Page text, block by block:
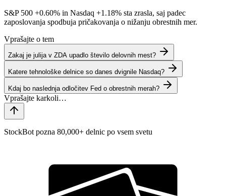
S&P 500 +0.60% in Nasdaq +1.18% sta zrasla, saj padec
zaposlovanja spodbuja pričakovanja o nižanju obrestnih mer.
Vprašajte o tem
Zakaj je julija v ZDA upadlo število delovnih mest?
Katere tehnološke delnice so danes dvignile Nasdaq?
Kdaj bo naslednja odločitev Fed o obrestnih merah?
StockBot pozna 80,000+ delnic po vsem svetu